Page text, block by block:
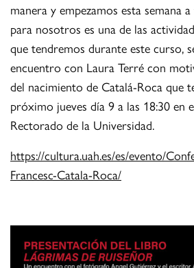
manera y empezamos esta semana
para nosotros es una de las
que tendremos durante este curso,
encuentro con Laura Terré con
del nacimiento de Catalá-Roca que
próximo jueves día 9 a las 18:30 en
Rectorado de la Universidad.
https://cultura.uah.es/es/evento/
Francesc-Catala-Roca/